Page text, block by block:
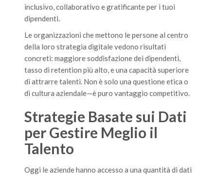
inclusivo, collaborativo e gratificante per i tuoi
dipendenti.
Le organizzazioni che mettono le persone al centro
della loro strategia digitale vedono risultati
concreti: maggiore soddisfazione dei dipendenti,
tasso di retention più alto, e una capacità superiore
di attrarre talenti. Non è solo una questione etica o
di cultura aziendale—è puro vantaggio competitivo.
Strategie Basate sui Dati
per Gestire Meglio il
Talento
Oggi le aziende hanno accesso a una quantità di dati